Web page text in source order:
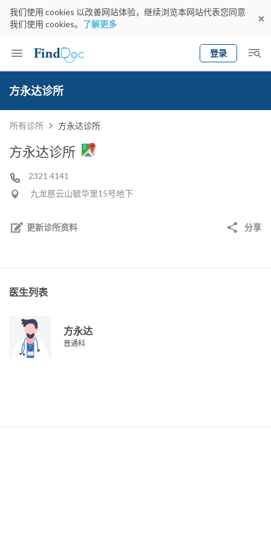
我们使用 cookies 以改善网站体验，继续浏览本网站代表您同意
我们使用 cookies。 了解更多
登录
Keyword
方永达诊所
所有诊所 方永达诊所
方永达诊所
2321 4141
九龙慈云山毓华里15号地下
更新诊所资料 分享
医生列表
方永达
普通科